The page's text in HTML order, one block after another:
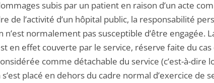
subis par un patient en raison d’un acte
de l’activité d’un hôpital public, la responsabilité
n’est normalement pas susceptible d’être engagée.
en effet couverte par le service, réserve faite du cas
comme détachable du service (c’est-à-dire
placé en dehors du cadre normal d’exercice de